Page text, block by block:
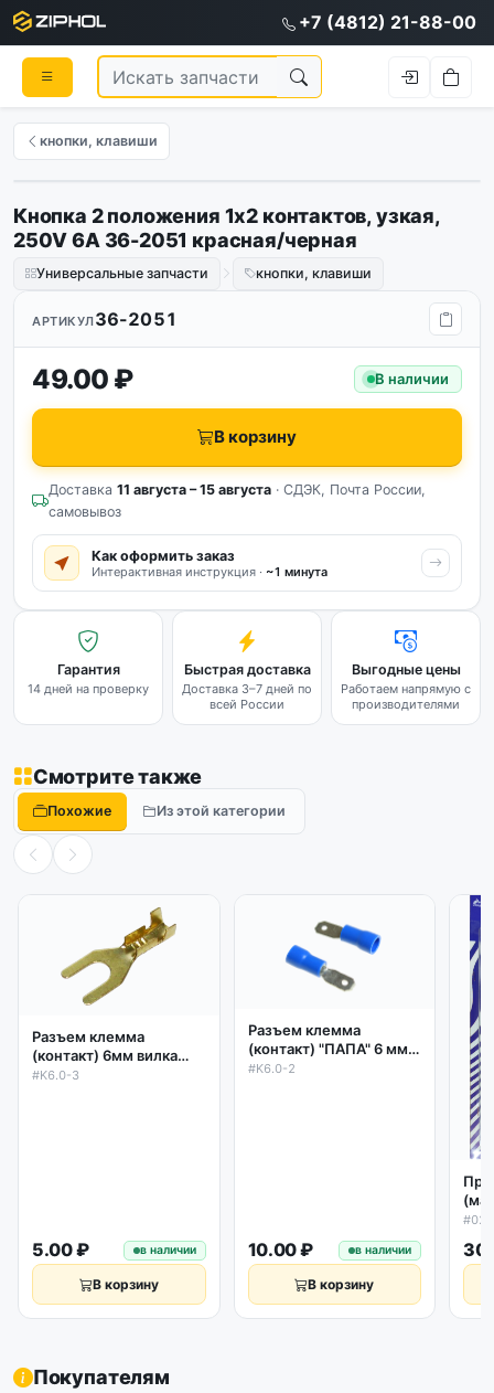
+7 (4812) 21-88-00
кнопки, клавиши
Кнопка 2 положения 1х2 контактов, узкая,
250V 6А 36-2051 красная/черная
Универсальные запчасти кнопки, клавиши
АРТИКУЛ36-2051
49.00 ₽ В наличии
В корзину
Доставка 11 августа – 15 августа · СДЭК, Почта России,
самовывоз
Как оформить заказ
Интерактивная инструкция · ~1 минута
Гарантия
14 дней на проверку
Быстрая доставка
Доставка 3–7 дней по
всей России
Выгодные цены
Работаем напрямую с
производителями
Смотрите также
Похожие Из этой категории
Разъем клемма
(контакт) 6мм вилка
латунь под винт
#K6.0-3
5.00 ₽ в наличии
В корзину
Разъем клемма
(контакт) "ПАПА" 6 мм с
частичной изоляцией
#K6.0-2
10.00 ₽ в наличии
В корзину
Покупателям